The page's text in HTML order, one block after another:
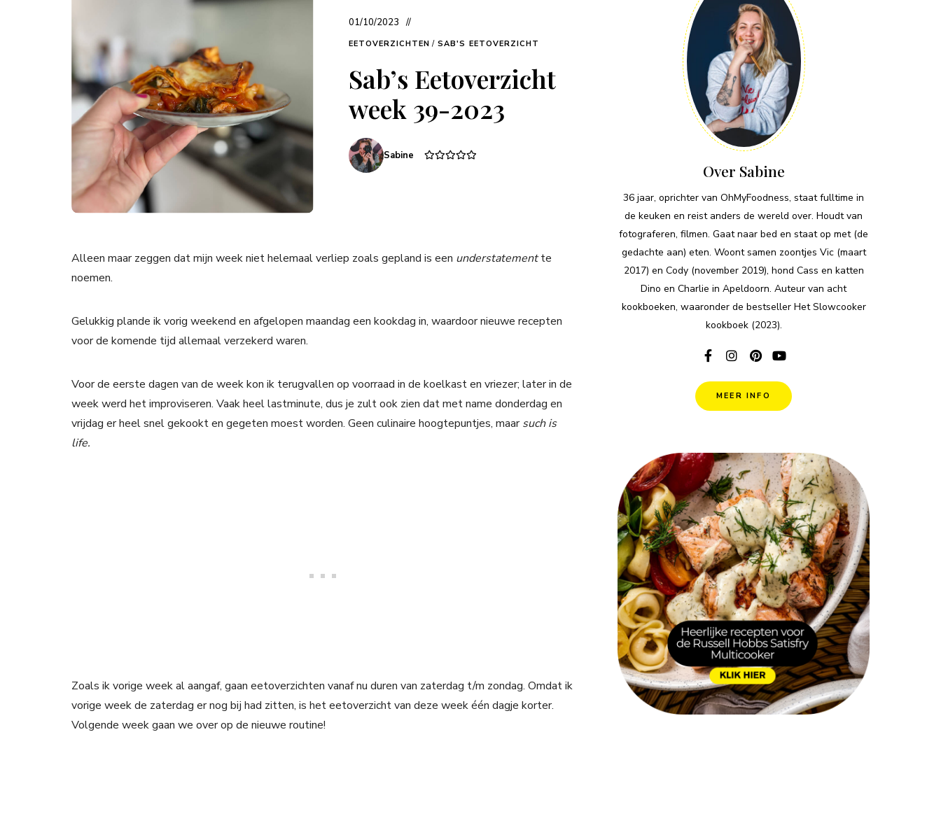
01/10/2023
EETOVERZICHTEN / SAB'S EETOVERZICHT
Sab’s Eetoverzicht
week 39-2023
Sabine
Alleen maar zeggen dat mijn week niet helemaal verliep zoals gepland is een understatementte
noemen.
Gelukkig plande ik vorig weekend en afgelopen maandag een kookdag in, waardoor nieuwe recepten
voor de komende tijd allemaal verzekerd waren.
Voor de eerste dagen van de week kon ik terugvallen op voorraad in de koelkast en vriezer; later in de
week werd het improviseren. Vaak heel lastminute, dus je zult ook zien dat met name donderdag en
vrijdag er heel snel gekookt en gegeten moest worden. Geen culinaire hoogtepuntjes, maarsuch is
life.
Zoals ik vorige week al aangaf, gaan eetoverzichten vanaf nu duren van zaterdag t/m zondag. Omdat ik
vorige week de zaterdag er nog bij had zitten, is het eetoverzicht van deze week één dagje korter.
Volgende week gaan we over op de nieuwe routine!
Over Sabine
36 jaar, oprichter van OhMyFoodness, staat fulltime in
de keuken en reist anders de wereld over. Houdt van
fotograferen, filmen. Gaat naar bed en staat op met (de
gedachte aan) eten. Woont samen zoontjes Vic (maart
2017) en Cody (november 2019), hond Cass en katten
Dino en Charlie in Apeldoorn. Auteur van acht
kookboeken, waaronder de bestseller Het Slowcooker
kookboek (2023).
MEER INFO